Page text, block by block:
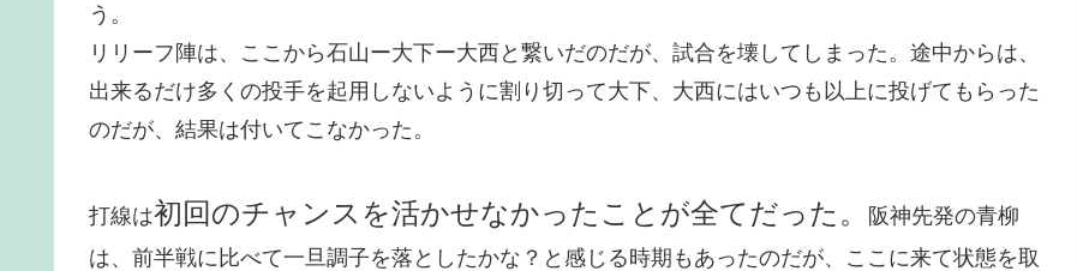
う。
リリーフ陣は、ここから石山ー大下ー大西と繋いだのだが、試合を壊してしまった。途中からは、
出来るだけ多くの投手を起用しないように割り切って大下、大西にはいつも以上に投げてもらった
のだが、結果は付いてこなかった。
打線は初回のチャンスを活かせなかったことが全てだった。
阪神先発の青柳
は、前半戦に比べて一旦調子を落としたかな？と感じる時期もあったのだが、ここに来て状態を取